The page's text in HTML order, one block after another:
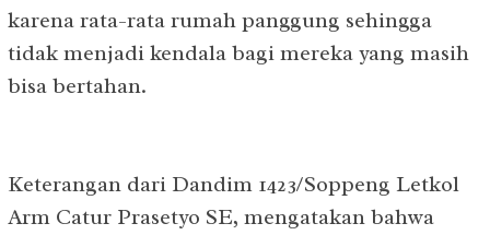
karena rata-rata rumah panggung sehingga
tidak menjadi kendala bagi mereka yang masih
bisa bertahan.
Keterangan dari Dandim 1423/Soppeng Letkol
Arm Catur Prasetyo SE, mengatakan bahwa